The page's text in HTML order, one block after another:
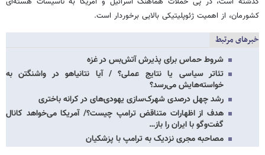
کشورمان، از اهمیت ژئوپلیتیکی بالایی برخوردار است.
خبرهای مرتبط
شروط حماس برای پذیرش آتش‌بس در غزه
تئاتر سیاسی یا نتایج عملی؟ / آیا نتانیاهو در واشنگتن به
خواسته‌هایش می‌رسد؟
رشد چهل درصدی شهرک‌سازی یهودی‌های در کرانه باختری
هدف از اظهارات متناقض ترامپ چیست؟/ آمریکا می‌خواهد کانال
گفت‌وگو با ایران را باز…
مصاحبه مجری نزدیک به ترامپ با پزشکیان